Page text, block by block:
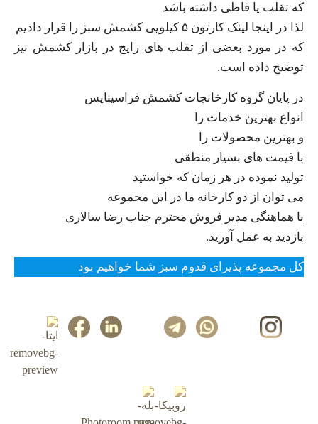
که تقلب یا قاطی داشته باشد
لذا در اینجا لینک کارتون ۵ کیلویی کشمش سبز را قرار دادیم
که در مورد بعضی از تقلب های رایج در بازار کشمش نیز
توضیح داده است.
در پایان گروه کارخانجات کشمش فراسیناپس
انواع بهترین خدمات را
و بهترین محصولات را
با قیمت های بسیار منطقی
تولید نموده در هر زمان که خواستید
می توان از دو کارخانه ما در این مجموعه
با هماهنگی مدیر فروش محترم جناب رضا سالاری
بازدید به عمل آورید.
کل مجموعه پذیرای قدوم سبز شما خواهیم بود